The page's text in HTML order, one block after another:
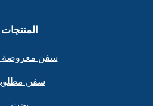
المنتجات
سفن معروضة
سفن